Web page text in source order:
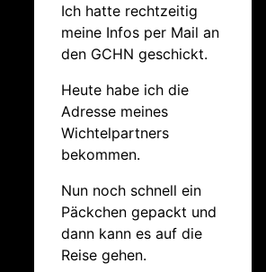
Ich hatte rechtzeitig
meine Infos per Mail an
den GCHN geschickt.
Heute habe ich die
Adresse meines
Wichtelpartners
bekommen.
Nun noch schnell ein
Päckchen gepackt und
dann kann es auf die
Reise gehen.